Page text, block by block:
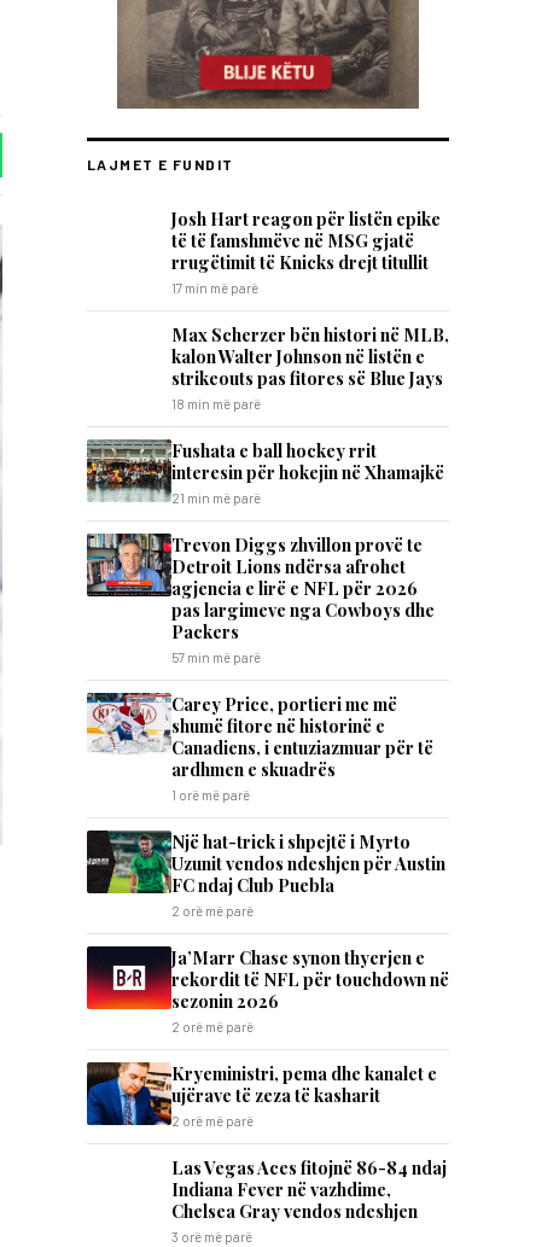
LAJMET E FUNDIT
Josh Hart reagon për listën epike
të të famshmëve në MSG gjatë
rrugëtimit të Knicks drejt titullit
17 min më parë
Max Scherzer bën histori në MLB,
kalon Walter Johnson në listën e
strikeouts pas fitores së Blue Jays
18 min më parë
Fushata e ball hockey rrit
interesin për hokejin në Xhamajkë
21 min më parë
Trevon Diggs zhvillon provë te
Detroit Lions ndërsa afrohet
agjencia e lirë e NFL për 2026
pas largimeve nga Cowboys dhe
Packers
57 min më parë
Carey Price, portieri me më
shumë fitore në historinë e
Canadiens, i entuziazmuar për të
ardhmen e skuadrës
1 orë më parë
Një hat-trick i shpejtë i Myrto
Uzunit vendos ndeshjen për Austin
FC ndaj Club Puebla
2 orë më parë
Ja’Marr Chase synon thyerjen e
rekordit të NFL për touchdown në
sezonin 2026
2 orë më parë
Kryeministri, pema dhe kanalet e
ujërave të zeza të kasharit
2 orë më parë
Las Vegas Aces fitojnë 86-84 ndaj
Indiana Fever në vazhdime,
Chelsea Gray vendos ndeshjen
3 orë më parë